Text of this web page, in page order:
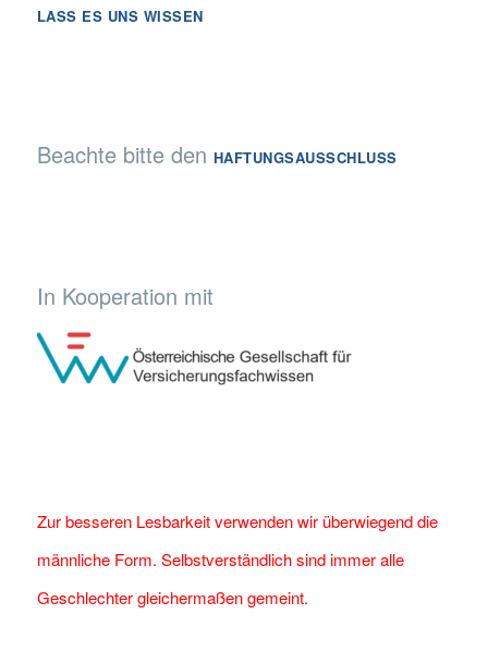
LASS ES UNS WISSEN
Beachte bitte den HAFTUNGSAUSSCHLUSS
In Kooperation mit
Zur besseren Lesbarkeit verwenden wir überwiegend die
männliche Form. Selbstverständlich sind immer alle
Geschlechter gleichermaßen gemeint.